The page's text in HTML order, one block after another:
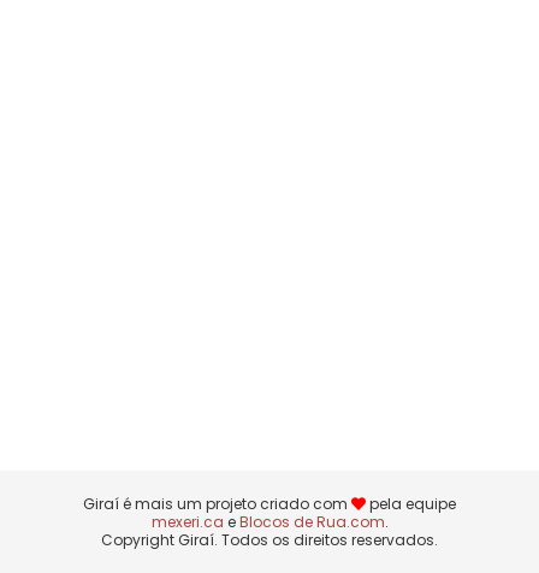
Giraí é mais um projeto criado com
pela equipe
mexeri.ca eBlocos de Rua.com.
Copyright Giraí. Todos os direitos reservados.